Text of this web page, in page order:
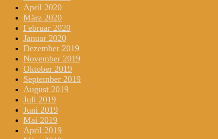
April 2020
März 2020
Februar 2020
Januar 2020
Dezember 2019
November 2019
Oktober 2019
September 2019
August 2019
Juli 2019
Juni 2019
Mai 2019
April 2019